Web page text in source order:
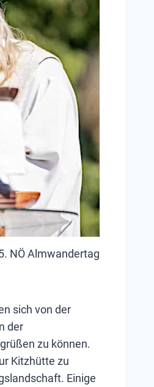
NÖ Almwandertag
sich von der
der
zu können.
Kitzhütte zu
Einige